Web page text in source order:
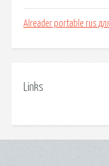
Alreader portable rus
Links